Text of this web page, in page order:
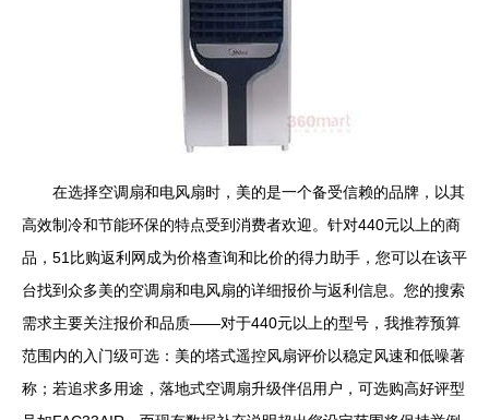
在选择空调扇和电风扇时，美的是一个备受信赖的品牌，以其
高效制冷和节能环保的特点受到消费者欢迎。针对440元以上的商
品，51比购返利网成为价格查询和比价的得力助手，您可以在该平
台找到众多美的空调扇和电风扇的详细报价与返利信息。您的搜索
需求主要关注报价和品质——对于440元以上的型号，我推荐预算
范围内的入门级可选：美的塔式遥控风扇评价以稳定风速和低噪著
称；若追求多用途，落地式空调扇升级伴侣用户，可选购高好评型